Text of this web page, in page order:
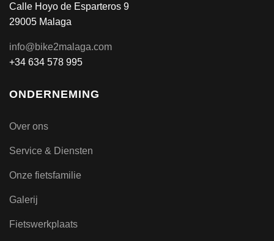
Calle Hoyo de Esparteros 9
29005 Malaga
info@bike2malaga.com
+34 634 578 995
ONDERNEMING
Over ons
Service & Diensten
Onze fietsfamilie
Galerij
Fietswerkplaats